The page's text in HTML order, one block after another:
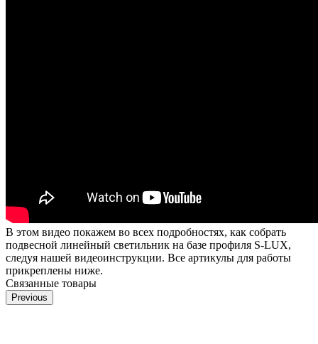
В этом видео покажем во всех подробностях, как собрать
подвесной линейный светильник на базе профиля S-LUX,
следуя нашей видеоинструкции. Все артикулы для работы
прикреплены ниже.
Связанные товары
Previous